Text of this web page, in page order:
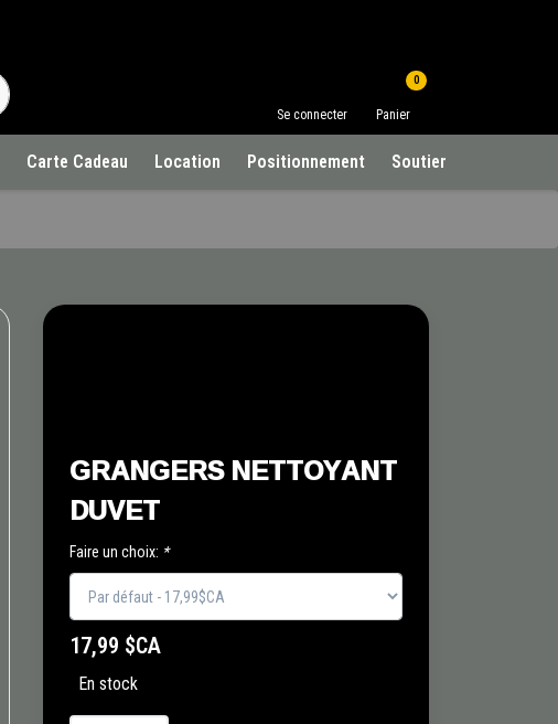
Se connecter
0
Panier
Carte Cadeau Location Positionnement Soutien à la clientèle
GRANGERS NETTOYANT
DUVET
Faire un choix: *
17,99 $CA
En stock